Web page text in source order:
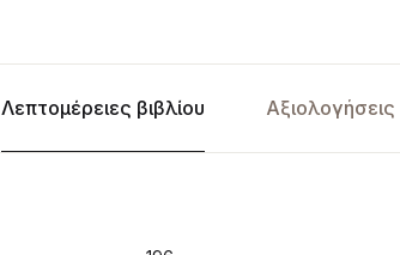
Λεπτομέρειες βιβλίου